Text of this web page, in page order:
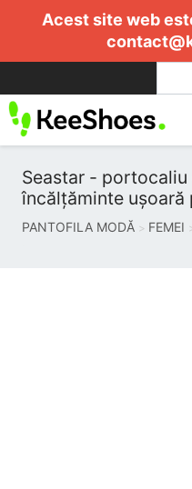
Acest site web
Seastar - portocaliu
încălțăminte ușoară
PANTOFILA MODĂ FEMEI